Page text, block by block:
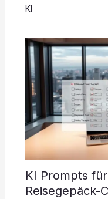
KI
KI Prompts
Reisegepäck-